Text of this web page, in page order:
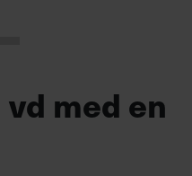
med en